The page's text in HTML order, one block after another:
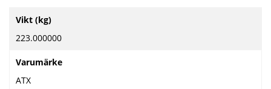
information
Vikt (kg)
223.000000
Varumärke
ATX